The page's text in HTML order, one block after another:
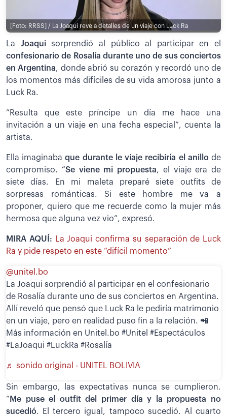
[Foto: RRSS] / La Joaqui revela detalles de un viaje con Luck Ra
La Joaquisorprendió al público al participar en el
confesionario de Rosalía durante uno de sus conciertos
en Argentina, donde abrió su corazón y recordó uno de
los momentos más difíciles de su vida amorosa junto a
Luck Ra.
”Resulta que este príncipe un día me hace una
invitación a un viaje en una fecha especial”, cuenta la
artista.
Ella imaginabaque durante le viaje recibiría el anillode
compromiso. “Se viene mi propuesta, el viaje era de
siete días. En mi maleta preparé siete outfits de
sorpresas románticas. Si este hombre me va a
proponer, quiero que me recuerde como la mujer más
hermosa que alguna vez vio”, expresó.
MIRA AQUÍ: La Joaqui confirma su separación de Luck
Ra y pide respeto en este “difícil momento”
@unitel.bo
La Joaqui sorprendió al participar en el confesionario
de Rosalía durante uno de sus conciertos en Argentina.
Allí reveló que pensó que Luck Ra le pediría matrimonio
en un viaje, pero en realidad puso fin a la relación. 📲
Más información en Unitel.bo #Unitel #Espectáculos
#LaJoaqui #LuckRa #Rosalía
♬ sonido original - UNITEL BOLIVIA
Sin embargo, las expectativas nunca se cumplieron.
“ Me puse el outfit del primer día y la propuesta no
sucedió. El tercero igual, tampoco sucedió. Al cuarto